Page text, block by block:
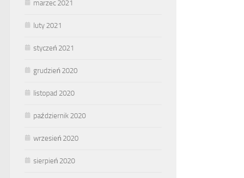
marzec 2021
luty 2021
styczeń 2021
grudzień 2020
listopad 2020
październik 2020
wrzesień 2020
sierpień 2020